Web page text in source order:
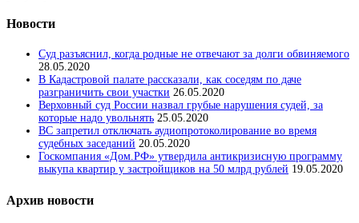
Новости
Суд разъяснил, когда родные не отвечают за долги обвиняемого
28.05.2020
В Кадастровой палате рассказали, как соседям по даче
разграничить свои участки 26.05.2020
Верховный суд России назвал грубые нарушения судей, за
которые надо увольнять 25.05.2020
ВС запретил отключать аудиопротоколирование во время
судебных заседаний 20.05.2020
Госкомпания «Дом.РФ» утвердила антикризисную программу
выкупа квартир у застройщиков на 50 млрд рублей 19.05.2020
Архив новости